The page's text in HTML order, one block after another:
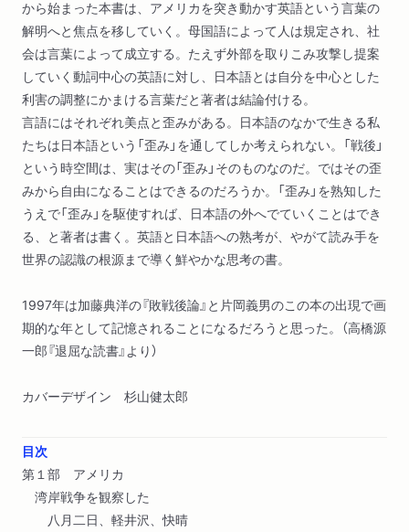
から始まった本書は、アメリカを突き動かす英語という言葉の
解明へと焦点を移していく。母国語によって人は規定され、社
会は言葉によって成立する。たえず外部を取りこみ攻撃し提案
していく動詞中心の英語に対し、日本語とは自分を中心とした
利害の調整にかまける言葉だと著者は結論付ける。
言語にはそれぞれ美点と歪みがある。日本語のなかで生きる私
たちは日本語という「歪み」を通してしか考えられない。「戦後」
という時空間は、実はその「歪み」そのものなのだ。ではその歪
みから自由になることはできるのだろうか。「歪み」を熟知した
うえで「歪み」を駆使すれば、日本語の外へでていくことはでき
る、と著者は書く。英語と日本語への熟考が、やがて読み手を
世界の認識の根源まで導く鮮やかな思考の書。
1997年は加藤典洋の『敗戦後論』と片岡義男のこの本の出現で画
期的な年として記憶されることになるだろうと思った。（高橋源
一郎『退屈な読書』より）
カバーデザイン 杉山健太郎
目次
第１部 アメリカ
湾岸戦争を観察した
八月二日、軽井沢、快晴